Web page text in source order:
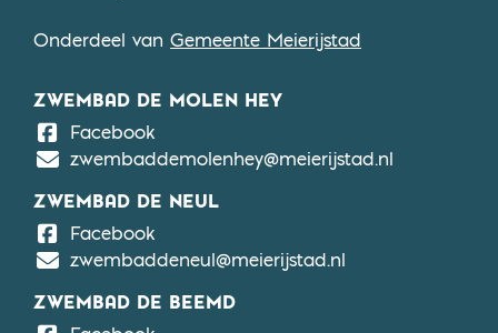
Onderdeel van Gemeente Meierijstad
ZWEMBAD DE MOLEN HEY
FacebookDe Molen Hey
zwembaddemolenhey@meierijstad.nl
ZWEMBAD DE NEUL
FacebookDe Neul
zwembaddeneul@meierijstad.nl
ZWEMBAD DE BEEMD